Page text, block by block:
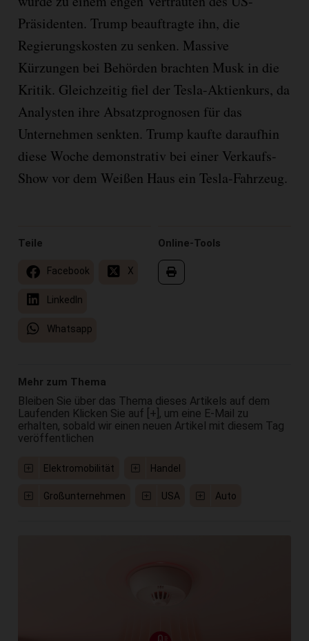
Präsidenten. Trump beauftragte ihn, die
Regierungskosten zu senken. Massive
Kürzungen bei Behörden brachten Musk in die
Kritik. Gleichzeitig fiel der Tesla-Aktienkurs, da
Analysten ihre Absatzprognosen für das
Unternehmen senkten. Trump kaufte daraufhin
diese Woche demonstrativ bei einer Verkaufs-
Show vor dem Weißen Haus ein Tesla-Fahrzeug.
Online-Tools
Teile
Facebook X
LinkedIn
Whatsapp
Mehr zum Thema
Bleiben Sie über das Thema dieses Artikels auf dem
Laufenden Klicken Sie auf [+], um eine E-Mail zu
erhalten, sobald wir einen neuen Artikel mit diesem Tag
veröffentlichen
Elektromobilität Handel
Großunternehmen USA Auto